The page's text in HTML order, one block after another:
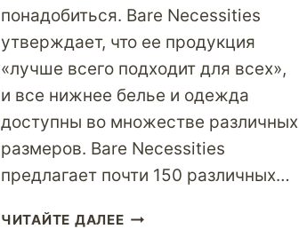
понадобиться. Bare Necessities
утверждает, что ее продукция
«лучше всего подходит для всех»,
и все нижнее белье и одежда
доступны во множестве различных
размеров. Bare Necessities
предлагает почти 150 различных…
ЧИТАЙТЕ ДАЛЕЕСТАНЬТЕ